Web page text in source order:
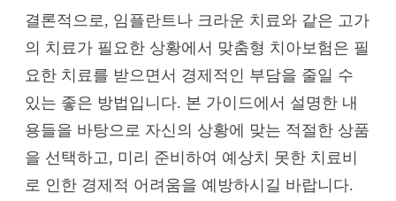
결론적으로, 임플란트나 크라운 치료와 같은 고가
의 치료가 필요한 상황에서 맞춤형 치아보험은 필
요한 치료를 받으면서 경제적인 부담을 줄일 수
있는 좋은 방법입니다. 본 가이드에서 설명한 내
용들을 바탕으로 자신의 상황에 맞는 적절한 상품
을 선택하고, 미리 준비하여 예상치 못한 치료비
로 인한 경제적 어려움을 예방하시길 바랍니다.